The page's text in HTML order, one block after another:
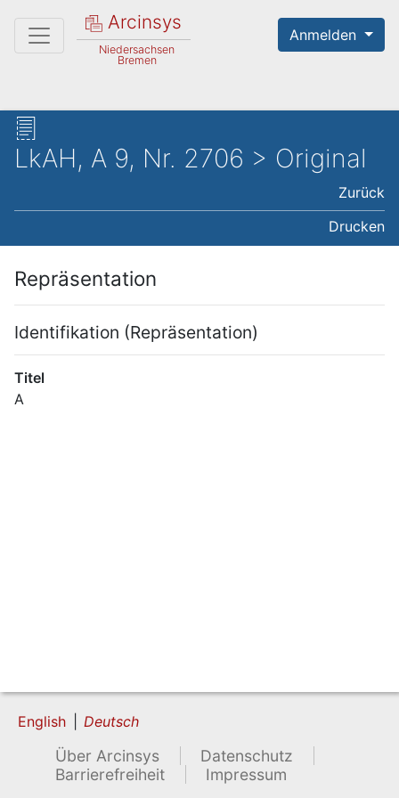
Arcinsys
Niedersachsen
Bremen
Anmelden
LkAH, A 9, Nr. 2706 > Original
Zurück
Drucken
Repräsentation
Identifikation (Repräsentation)
Titel
A
English Deutsch
Über Arcinsys
Datenschutz
Barrierefreiheit
Impressum